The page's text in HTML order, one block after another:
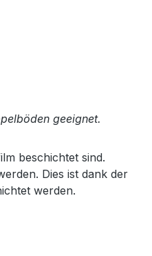
geeignet.
beschichtet sind.
Dies ist dank der
werden.